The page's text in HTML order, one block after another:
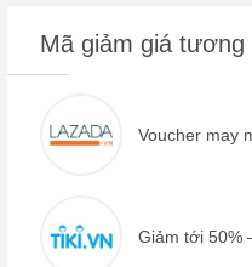
Mã giảm giá tương
Voucher may
Giảm tới 50%